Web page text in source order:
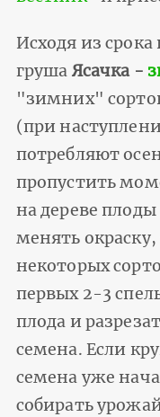
Исходя из
груша Ясачка -
"зимних"
(при
потребляют
пропустить
на дереве
менять
некоторых
первых 2-3
плода и
семена. Если
семена уже
собирать